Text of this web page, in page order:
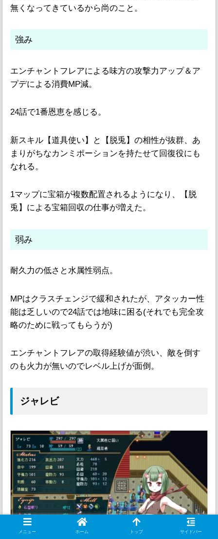
無くなってきているから尚のこと。
強み
エンチャントフレアによる味方の攻撃力アップ＆ア
プデによる消費MP減。
24話で1番恩恵を感じる。
新スキル【道具使い】と【脱兎】の相性が抜群、あ
まりがちなカンミポーションを持たせて回復役にも
なれる。
1マップに宝箱が複数配置されるようになり、【脱
兎】による宝箱回収の仕事が増えた。
弱み
耐久力の低さと水属性弱点。
MPはクラスチェンジで緩和されたが、アタッカー性
能は乏しいので24話では地味に困る(それでも完全攻
略のために戦ってもらうが)
エンチャントフレアの取得経験値が渋い、敵を倒す
のも火力が無いのでレベル上げが面倒。
ジャレビ
メニュー ホーム トップ サイドバー